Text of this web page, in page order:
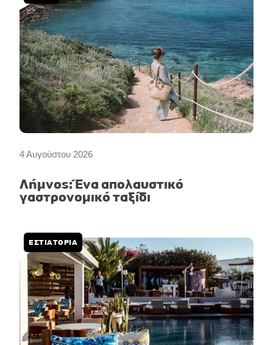
4 Αυγούστου 2026
Λήμνος: Ένα απολαυστικό
γαστρονομικό ταξίδι
ΕΣΤΙΑΤΟΡΙΑ